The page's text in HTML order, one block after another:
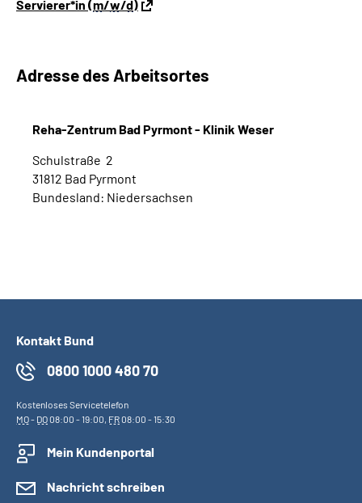
Servierer*in (m/w/d)
Adresse des Arbeitsortes
Reha-Zentrum Bad Pyrmont - Klinik Weser
Schulstraße 2
31812 Bad Pyrmont
Bundesland: Niedersachsen
Kontakt Bund
0800 1000 480 70
Kostenloses Servicetelefon
MO- DO08:00 - 19:00, FR08:00 - 15:30
Mein Kundenportal
Nachricht schreiben